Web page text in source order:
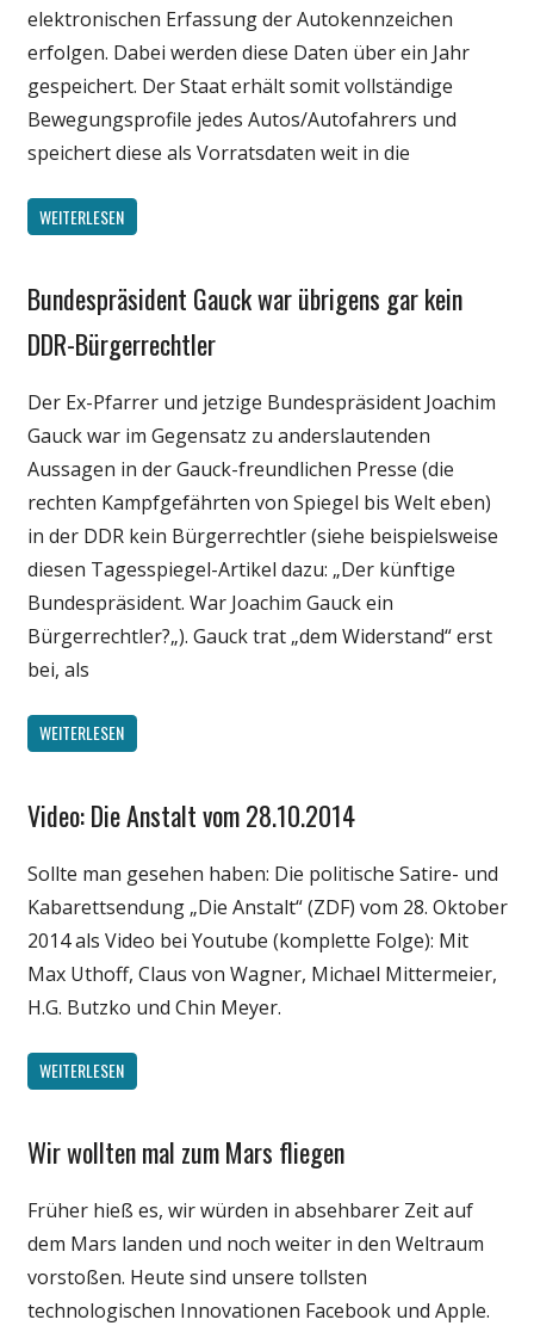
elektronischen Erfassung der Autokennzeichen
erfolgen. Dabei werden diese Daten über ein Jahr
gespeichert. Der Staat erhält somit vollständige
Bewegungsprofile jedes Autos/Autofahrers und
speichert diese als Vorratsdaten weit in die
WEITERLESEN
Gesellschaft
Bundespräsident Gauck war übrigens gar kein
DDR-Bürgerrechtler
Der Ex-Pfarrer und jetzige Bundespräsident Joachim
Gauck war im Gegensatz zu anderslautenden
Aussagen in der Gauck-freundlichen Presse (die
rechten Kampfgefährten von Spiegel bis Welt eben)
in der DDR kein Bürgerrechtler (siehe beispielsweise
diesen Tagesspiegel-Artikel dazu: „Der künftige
Bundespräsident. War Joachim Gauck ein
Bürgerrechtler?„). Gauck trat „dem Widerstand“ erst
bei, als
WEITERLESEN
Gesellschaft
Medien
Politik
Unterhaltung
Webfundstück
Video: Die Anstalt vom 28.10.2014
Sollte man gesehen haben: Die politische Satire- und
Kabarettsendung „Die Anstalt“ (ZDF) vom 28. Oktober
2014 als Video bei Youtube (komplette Folge): Mit
Max Uthoff, Claus von Wagner, Michael Mittermeier,
H.G. Butzko und Chin Meyer.
WEITERLESEN
Gesellschaft
Politik
Technik
Wissenschaft
Wir wollten mal zum Mars fliegen
Früher hieß es, wir würden in absehbarer Zeit auf
dem Mars landen und noch weiter in den Weltraum
vorstoßen. Heute sind unsere tollsten
technologischen Innovationen Facebook und Apple.